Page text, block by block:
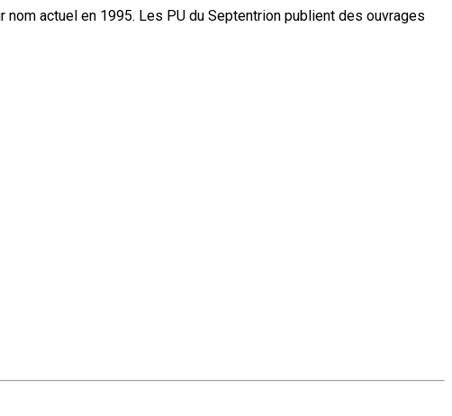
actuel en 1995. Les PU du Septentrion publient des ouvrages